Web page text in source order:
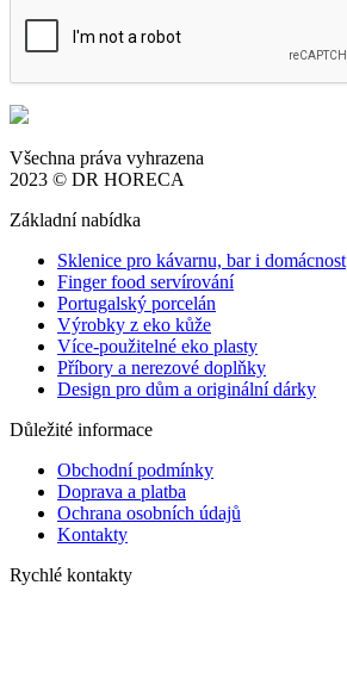
Všechna práva vyhrazena
2023 © DR HORECA
Základní nabídka
Sklenice pro kávarnu, bar i domácnost
Finger food servírování
Portugalský porcelán
Výrobky z eko kůže
Více-použitelné eko plasty
Příbory a nerezové doplňky
Design pro dům a originální dárky
Důležité informace
Obchodní podmínky
Doprava a platba
Ochrana osobních údajů
Kontakty
Rychlé kontakty